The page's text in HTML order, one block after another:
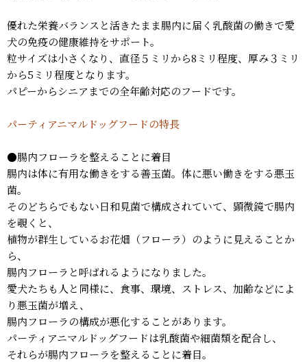
優れた栄養バランスと活きたまま腸内に届く乳酸菌の働きで愛
犬の免疫の健康維持をサポート。
粒サイズは小さくなり、直径５ミリから8ミリ程度、厚み３ミリ
から5ミリ程度となります。
パピーからシニアまでの全年齢対応のフードです。
パーティアニマルドッグフードの特長
●腸内フローラを整えることに着目
腸内は体に有用な働きをする善玉菌。体に悪い働きをする悪玉
菌。
そのどちらでもない日和見菌で構成されていて、顕微鏡で腸内
を覗くと、
植物が群生しているお花畑（フローラ）のように見えることか
ら、
腸内フローラと呼ばれるようになりました。
愛犬たちも人と同様に、食事、環境、ストレス、加齢などによ
り悪玉菌が増え、
腸内フローラの構成が悪化することがあります。
パーティアニマルドッグフードは乳酸菌や細菌類を配合し、
それらが腸内フローラを整えることに着目。